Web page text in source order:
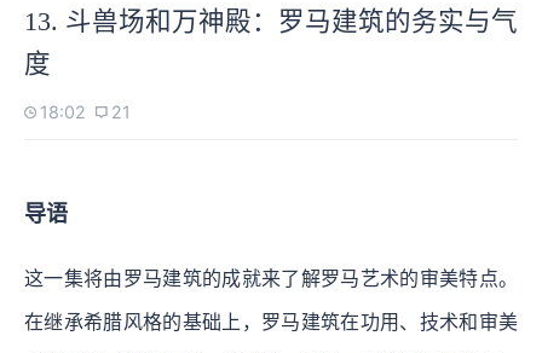
13. 斗兽场和万神殿：罗马建筑的务实与气
度
18:02 21
导语
这一集将由罗马建筑的成就来了解罗马艺术的审美特点。
在继承希腊风格的基础上，罗马建筑在功用、技术和审美